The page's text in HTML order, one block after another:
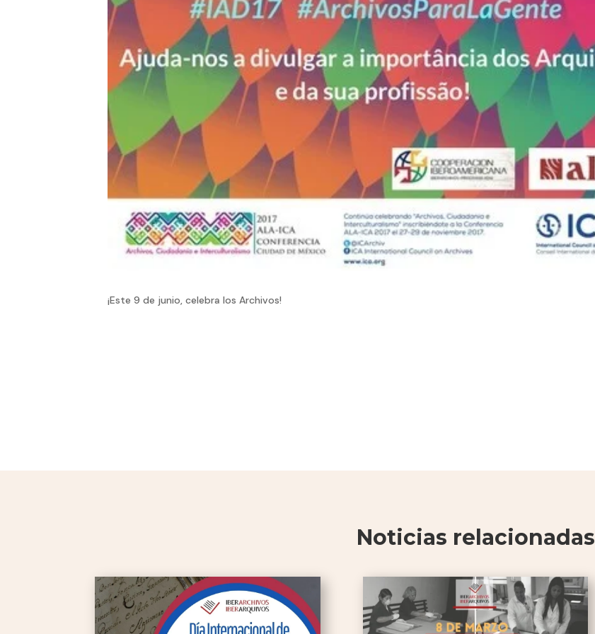
¡Este 9 de junio, celebra los Archivos!
Noticias relacionadas